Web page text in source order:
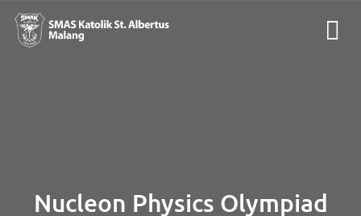
Nucleon Physics Olympiad